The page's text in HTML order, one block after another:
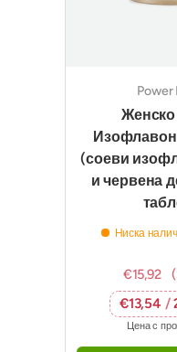
Power
Женско
(соеви
и червена
Ниска
€15,92
€13,54 /
Цена с